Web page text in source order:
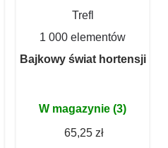
Trefl
1 000 elementów
Bajkowy świat hortensji
W magazynie (3)
65,25 zł